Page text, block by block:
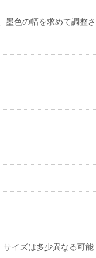
墨色の幅を求めて調整さ
サイズは多少異なる可能